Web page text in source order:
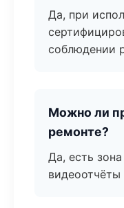
Да, при
соблюдении
Можно ли
ремонте?
Да, есть
видеоотчёты